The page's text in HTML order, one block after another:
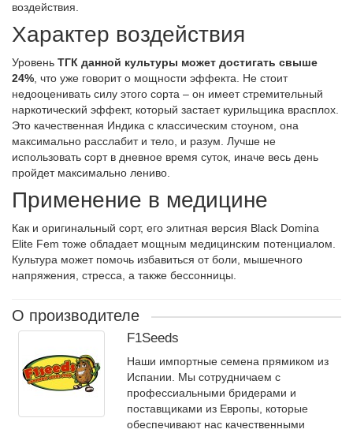
воздействия.
Характер воздействия
Уровень ТГК данной культуры может достигать свыше
24% , что уже говорит о мощности эффекта. Не стоит
недооценивать силу этого сорта – он имеет стремительный
наркотический эффект, который застает курильщика врасплох.
Это качественная Индика с классическим стоуном, она
максимально расслабит и тело, и разум. Лучше не
использовать сорт в дневное время суток, иначе весь день
пройдет максимально лениво.
Применение в медицине
Как и оригинальный сорт, его элитная версия Black Domina
Elite Fem тоже обладает мощным медицинским потенциалом.
Культура может помочь избавиться от боли, мышечного
напряжения, стресса, а также бессонницы.
О производителе
F1Seeds
Наши импортные семена прямиком из
Испании. Мы сотрудничаем с
профессиальными бридерами и
поставщиками из Европы, которые
обеспечивают нас качественными